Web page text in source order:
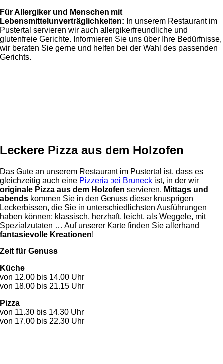
Für Allergiker und Menschen mit
Lebensmittelunverträglichkeiten: In unserem Restaurant im
Pustertal servieren wir auch allergikerfreundliche und
glutenfreie Gerichte. Informieren Sie uns über Ihre Bedürfnisse,
wir beraten Sie gerne und helfen bei der Wahl des passenden
Gerichts.
Leckere Pizza aus dem Holzofen
Das Gute an unserem Restaurant im Pustertal ist, dass es
gleichzeitig auch eine Pizzeria bei Bruneck ist, in der wir
originale Pizza aus dem Holzofen servieren. Mittags und
abends kommen Sie in den Genuss dieser knusprigen
Leckerbissen, die Sie in unterschiedlichsten Ausführungen
haben können: klassisch, herzhaft, leicht, als Weggele, mit
Spezialzutaten … Auf unserer Karte finden Sie allerhand
fantasievolle Kreationen!
Zeit für Genuss
Küche
von 12.00 bis 14.00 Uhr
von 18.00 bis 21.15 Uhr
Pizza
von 11.30 bis 14.30 Uhr
von 17.00 bis 22.30 Uhr